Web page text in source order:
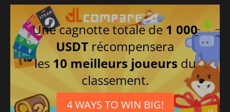
Italien
Portugais brésilien
Chinois simplifié
Coréen
Allemand
Une cagnotte totale de 1 000
USDT récompensera
les 10 meilleurs joueurs du
classement.
4 WAYS TO WIN BIG!